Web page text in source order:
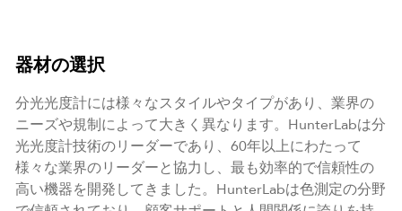
器材の選択
分光光度計には様々なスタイルやタイプがあり、業界の
ニーズや規制によって大きく異なります。HunterLabは分
光光度計技術のリーダーであり、60年以上にわたって
様々な業界のリーダーと協力し、最も効率的で信頼性の
高い機器を開発してきました。HunterLabは色測定の分野